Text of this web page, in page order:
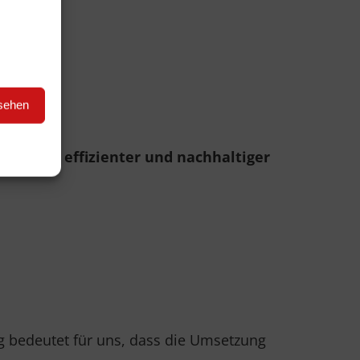
desto effizienter und nachhaltiger
bedeutet für uns, dass die Umsetzung